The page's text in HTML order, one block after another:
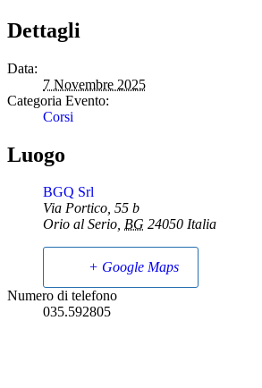
Dettagli
Data:
7 Novembre 2025
Categoria Evento:
Corsi
Luogo
BGQ Srl
Via Portico, 55 b
Orio al Serio, BG 24050 Italia
+ Google Maps
Numero di telefono
035.592805